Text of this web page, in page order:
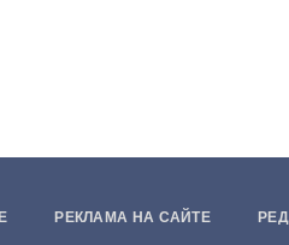
РЕКЛАМА НА САЙТЕ